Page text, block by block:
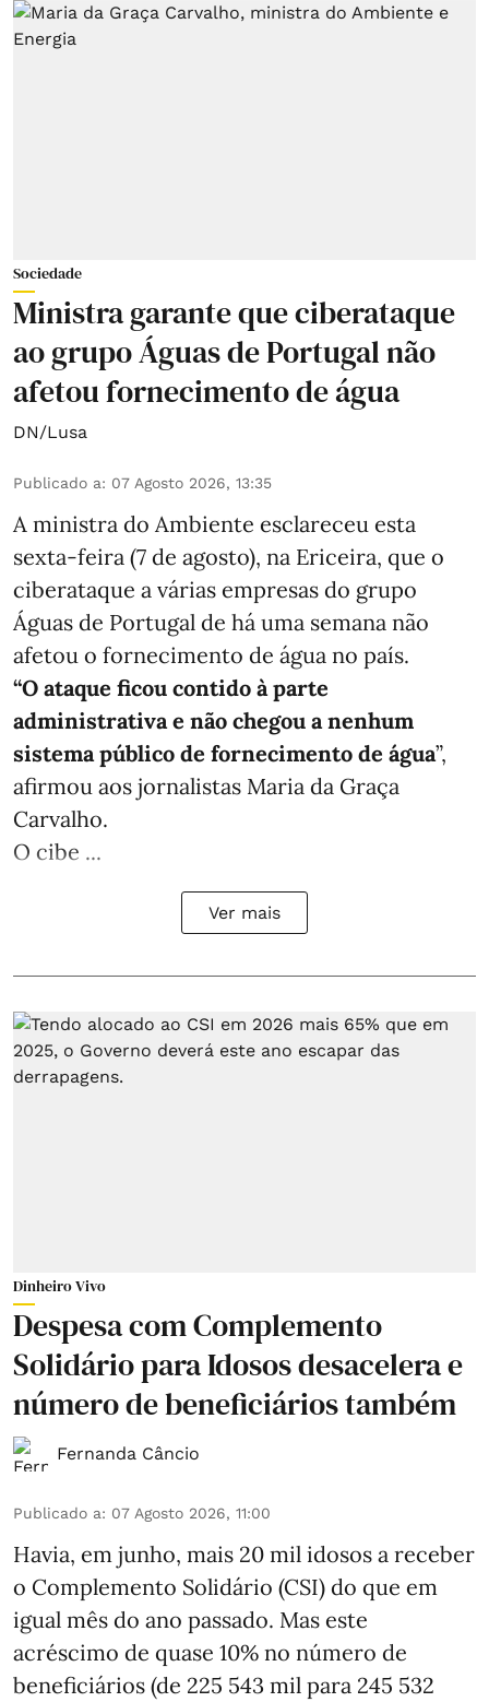
Sociedade
Ministra garante que ciberataque
ao grupo Águas de Portugal não
afetou fornecimento de água
DN/Lusa
Publicado a: 07 Agosto 2026, 13:35
A ministra do Ambiente esclareceu esta
sexta-feira (7 de agosto), na Ericeira, que o
ciberataque a várias empresas do grupo
Águas de Portugal de há uma semana não
afetou o fornecimento de água no país.
“O ataque ficou contido à parte
administrativa e não chegou a nenhum
sistema público de fornecimento de água”,
afirmou aos jornalistas Maria da Graça
Carvalho.
O cibe ...
Ver mais
Dinheiro Vivo
Despesa com Complemento
Solidário para Idosos desacelera e
número de beneficiários também
Fernanda Câncio
Publicado a: 07 Agosto 2026, 11:00
Havia, em junho, mais 20 mil idosos a receber
o Complemento Solidário (CSI) do que em
igual mês do ano passado. Mas este
acréscimo de quase 10% no número de
beneficiários (de 225 543 mil para 245 532